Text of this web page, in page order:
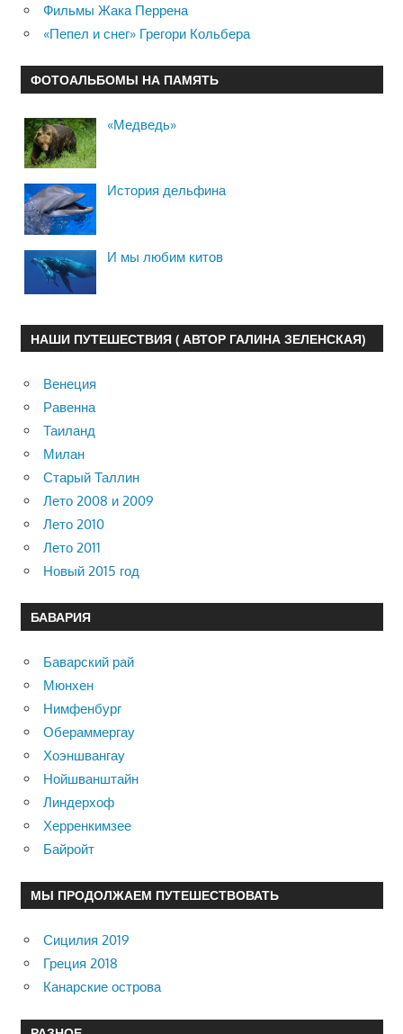
Фильмы Жака Перрена
«Пепел и снег» Грегори Кольбера
ФОТОАЛЬБОМЫ НА ПАМЯТЬ
«Медведь»
История дельфина
И мы любим китов
НАШИ ПУТЕШЕСТВИЯ ( АВТОР ГАЛИНА ЗЕЛЕНСКАЯ)
Венеция
Равенна
Таиланд
Милан
Старый Таллин
Лето 2008 и 2009
Лето 2010
Лето 2011
Новый 2015 год
БАВАРИЯ
Баварский рай
Мюнхен
Нимфенбург
Обераммергау
Хоэншвангау
Нойшванштайн
Линдерхоф
Херренкимзее
Байройт
МЫ ПРОДОЛЖАЕМ ПУТЕШЕСТВОВАТЬ
Сицилия 2019
Греция 2018
Канарские острова